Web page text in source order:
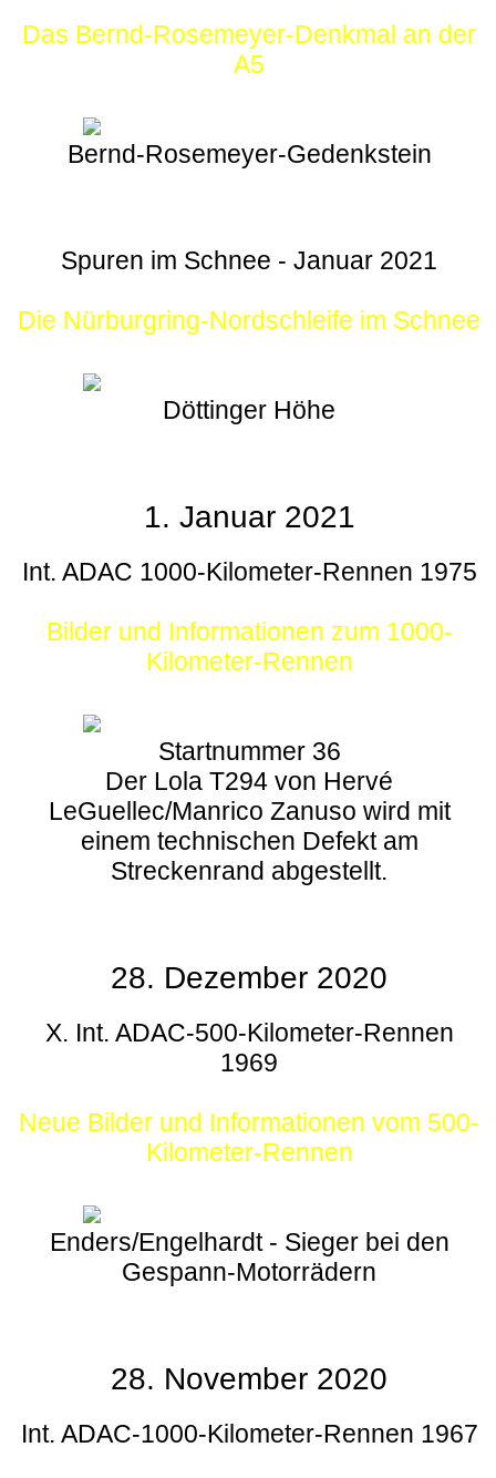
Das Bernd-Rosemeyer-Denkmal an der
A5
Bernd-Rosemeyer-Gedenkstein
Spuren im Schnee - Januar 2021
Die Nürburgring-Nordschleife im Schnee
Döttinger Höhe
1. Januar 2021
Int. ADAC 1000-Kilometer-Rennen 1975
Bilder und Informationen zum 1000-
Kilometer-Rennen
Startnummer 36
Der Lola T294 von Hervé
LeGuellec/Manrico Zanuso wird mit
einem technischen Defekt am
Streckenrand abgestellt.
28. Dezember 2020
X. Int. ADAC-500-Kilometer-Rennen
1969
Neue Bilder und Informationen vom 500-
Kilometer-Rennen
Enders/Engelhardt - Sieger bei den
Gespann-Motorrädern
28. November 2020
Int. ADAC-1000-Kilometer-Rennen 1967